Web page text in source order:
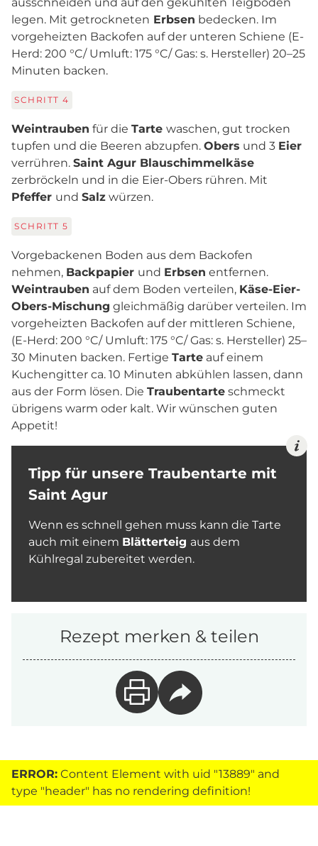
legen. Mit getrockneten Erbsen bedecken. Im
vorgeheizten Backofen auf der unteren Schiene (E-
Herd: 200 °C/ Umluft: 175 °C/ Gas: s. Hersteller) 20–25
Minuten backen.
SCHRITT 4
Weintrauben für die Tarte waschen, gut trocken
tupfen und die Beeren abzupfen. Obers und 3 Eier
verrühren. Saint Agur Blauschimmelkäse
zerbröckeln und in die Eier-Obers rühren. Mit
Pfeffer und Salz würzen.
SCHRITT 5
Vorgebackenen Boden aus dem Backofen
nehmen, Backpapier und Erbsen entfernen.
Weintrauben auf dem Boden verteilen, Käse-Eier-
Obers-Mischung gleichmäßig darüber verteilen. Im
vorgeheizten Backofen auf der mittleren Schiene,
(E-Herd: 200 °C/ Umluft: 175 °C/ Gas: s. Hersteller) 25–
30 Minuten backen. Fertige Tarte auf einem
Kuchengitter ca. 10 Minuten abkühlen lassen, dann
aus der Form lösen. Die Traubentarte schmeckt
übrigens warm oder kalt. Wir wünschen guten
Appetit!
Tipp für unsere Traubentarte mit
Saint Agur
Wenn es schnell gehen muss kann die Tarte
auch mit einem Blätterteig aus dem
Kühlregal zubereitet werden.
Rezept merken & teilen
ERROR: Content Element with uid "13889" and
type "header" has no rendering definition!